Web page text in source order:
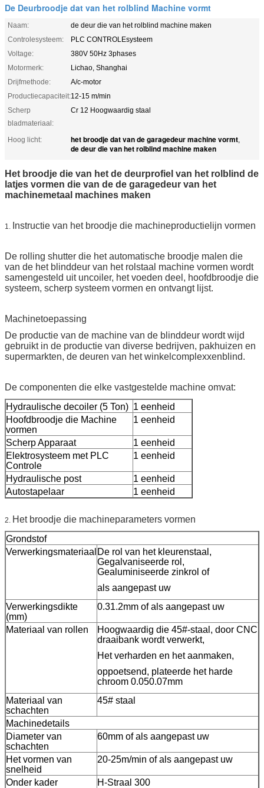
De Deurbroodje dat van het rolblind Machine vormt
Naam:
de deur die van het rolblind machine maken
Controlesysteem:
PLC CONTROLEsysteem
Voltage:
380V 50Hz 3phases
Motormerk:
Lichao, Shanghai
Drijfmethode:
A/c-motor
Productiecapaciteit:12-15 m/min
Scherp
bladmateriaal:
Cr 12 Hoogwaardig staal
Hoog licht: het broodje dat van de garagedeur machine vormt,
de deur die van het rolblind machine maken
Het broodje die van het de deurprofiel van het rolblind de
latjes vormen die van de de garagedeur van het
machinemetaal machines maken
1. Instructie van het broodje die machineproductielijn vormen
De rolling shutter die het automatische broodje malen die
van de het blinddeur van het rolstaal machine vormen wordt
samengesteld uit uncoiler, het voeden deel, hoofdbroodje die
systeem, scherp systeem vormen en ontvangt lijst.
Machinetoepassing
De productie van de machine van de blinddeur wordt wijd
gebruikt in de productie van diverse bedrijven, pakhuizen en
supermarkten, de deuren van het winkelcomplexxenblind.
De componenten die elke vastgestelde machine omvat:
Hydraulische decoiler (5 Ton) 1 eenheid
Hoofdbroodje die Machine
vormen
1 eenheid
Scherp Apparaat
1 eenheid
Elektrosysteem met PLC
Controle
1 eenheid
Hydraulische post
1 eenheid
Autostapelaar
1 eenheid
2. Het broodje die machineparameters vormen
Grondstof
Verwerkingsmateriaal De rol van het kleurenstaal,
Gegalvaniseerde rol,
Gealuminiseerde zinkrol of
als aangepast uw
Verwerkingsdikte
(mm)
0.31.2mm of als aangepast uw
Materiaal van rollen
Hoogwaardig die 45#-staal, door CNC
draaibank wordt verwerkt,
Het verharden en het aanmaken,
oppoetsend, plateerde het harde
chroom 0.050.07mm
Materiaal van
schachten
45# staal
Machinedetails
Diameter van
schachten
60mm of als aangepast uw
Het vormen van
snelheid
20-25m/min of als aangepast uw
Onder kader H-Straal 300